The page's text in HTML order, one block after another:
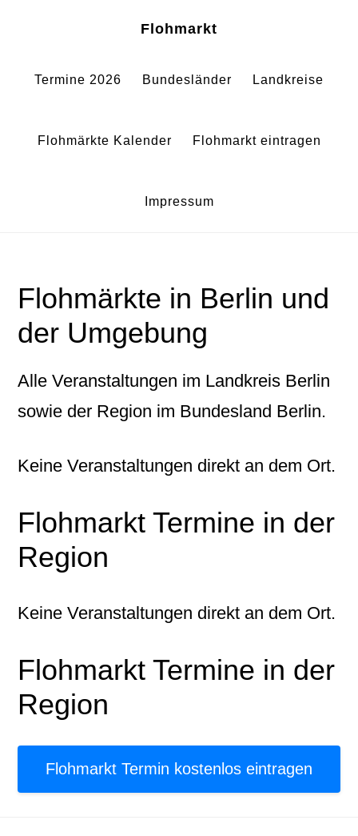
springen
springen
Flohmarkt
Termine 2026 Bundesländer Landkreise
Flohmärkte Kalender Flohmarkt eintragen
Impressum
Flohmärkte in Berlin und
der Umgebung
Alle Veranstaltungen im Landkreis Berlin
sowie der Region im Bundesland Berlin.
Keine Veranstaltungen direkt an dem Ort.
Flohmarkt Termine in der
Region
Keine Veranstaltungen direkt an dem Ort.
Flohmarkt Termine in der
Region
Flohmarkt Termin kostenlos eintragen